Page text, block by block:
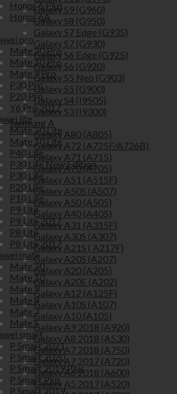
Galaxy S9 (G960)
Galaxy S8 (G950)
Galaxy S7 Edge (G935)
Galaxy S7 (G930)
Galaxy S6 Edge (G925)
Galaxy S6 (G920)
Galaxy S5 Neo (G903)
Galaxy S5 (G900)
Galaxy S4 (I9505)
Galaxy S3 (I9300)
Samsung A
Galaxy A80 (A805)
Galaxy A72 (A725F/A726B)
Galaxy A71 (A715)
Galaxy A70 (A705)
Galaxy A51 (A515F)
Galaxy A50S (A507)
Galaxy A50 (A505)
Galaxy A40 (A405)
Galaxy A31 (A315F)
Galaxy A30S (A307)
Galaxy A21S ( A217F)
Galaxy A20S (A207)
Galaxy A20 (A205)
Galaxy A20E (A202)
Galaxy A12 (A125F)
Galaxy A10S (A107)
Galaxy A10 (A105)
Galaxy A9 2018 (A920)
Galaxy A8 2018 (A530)
Galaxy A7 2018 (A750)
Galaxy A7 2017 (A720)
Galaxy A6 2018 (A600)
Galaxy A5 2017 (A520)
Honor 6 Plus
Honor 6A
pro
Mate 20 Pro
Mate 10 Pro
Mate 9 Pro
P30 Pro
P20 Pro
Y6 Pro 2017
lite
Mate 20 Lite
Mate 10 Lite
P40 Lite
P30 Lite New Edition
P30 Lite
P20 Lite
P10 Lite
P9 Lite
P9 Lite 2017
P8 Lite
P8 Lite 2017
mate
Mate 20
Mate 10
Mate 9
Mate 8
Mate 7
Mate S
smart
P Smart 2021
P Smart 2020
P Smart 2019 Plus
P Smart Plus
P Smart 2019